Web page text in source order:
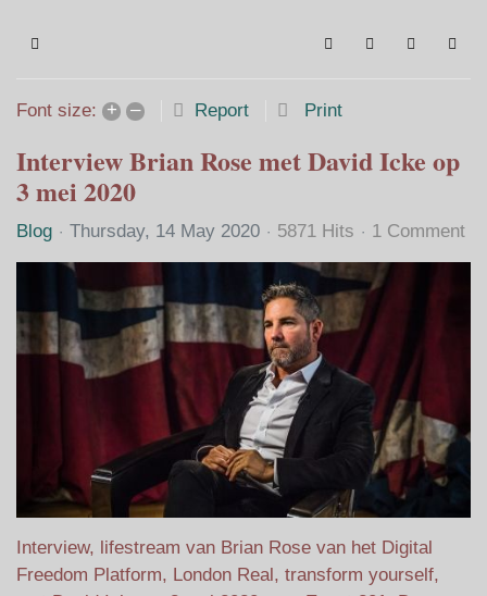
Home SearchSubscribe to
Sign In
Font size: + – Report Print
Interview Brian Rose met David Icke op
3 mei 2020
Blog Thursday, 14 May 2020 5871 Hits 1 Comment
Interview, lifestream van Brian Rose van het Digital
Freedom Platform, London Real, transform yourself,